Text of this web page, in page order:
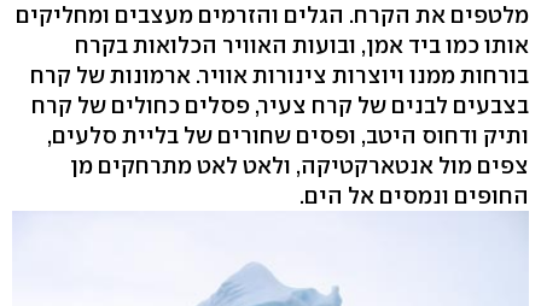
מלטפים את הקרח. הגלים והזרמים מעצבים ומחליקים
אותו כמו ביד אמן, ובועות האוויר הכלואות בקרח
בורחות ממנו ויוצרות צינורות אוויר. ארמונות של קרח
בצבעים לבנים של קרח צעיר, פסלים כחולים של קרח
ותיק ודחוס היטב, ופסים שחורים של בליית סלעים,
צפים מול אנטארקטיקה, ולאט לאט מתרחקים מן
החופים ונמסים אל הים.